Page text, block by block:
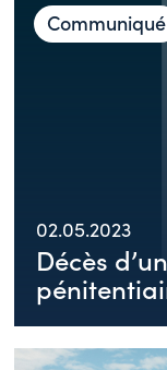
Communiqué
02.05.2023
Décès